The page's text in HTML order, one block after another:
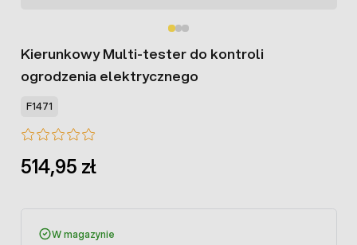
Kierunkowy Multi-tester do kontroli
ogrodzenia elektrycznego
F1471
514,95 zł
W magazynie